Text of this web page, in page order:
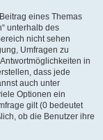
eines Themas
unterhalb des
nicht sehen
Umfragen zu
in
dass jede
auch unter
Optionen ein
gilt (0 bedeutet
ob die Benutzer ihre